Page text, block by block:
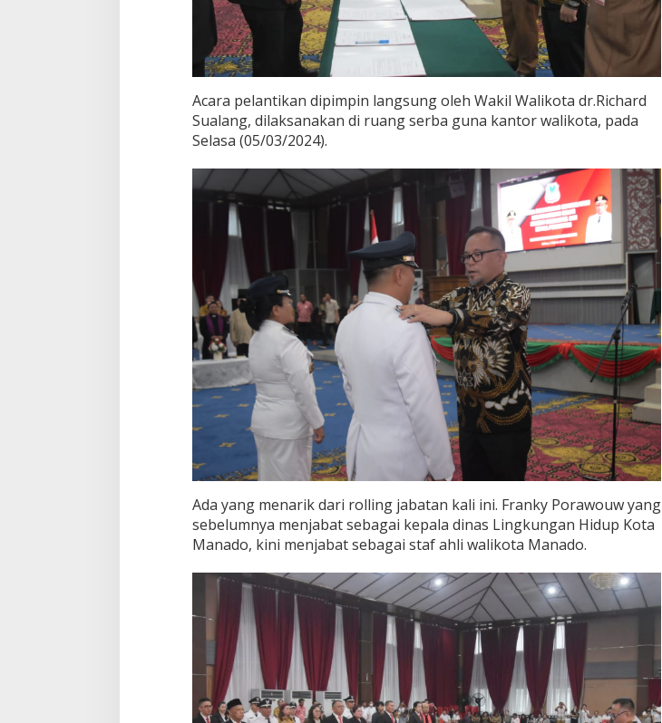
n
a
K
a
d
D
Acara pelantikan dipimpin langsung oleh Wakil Walikota dr.Richard
Sualang, dilaksanakan di ruang serba guna kantor walikota, pada
Selasa (05/03/2024).
Ada yang menarik dari rolling jabatan kali ini. Franky Porawouw yang
sebelumnya menjabat sebagai kepala dinas Lingkungan Hidup Kota
Manado, kini menjabat sebagai staf ahli walikota Manado.